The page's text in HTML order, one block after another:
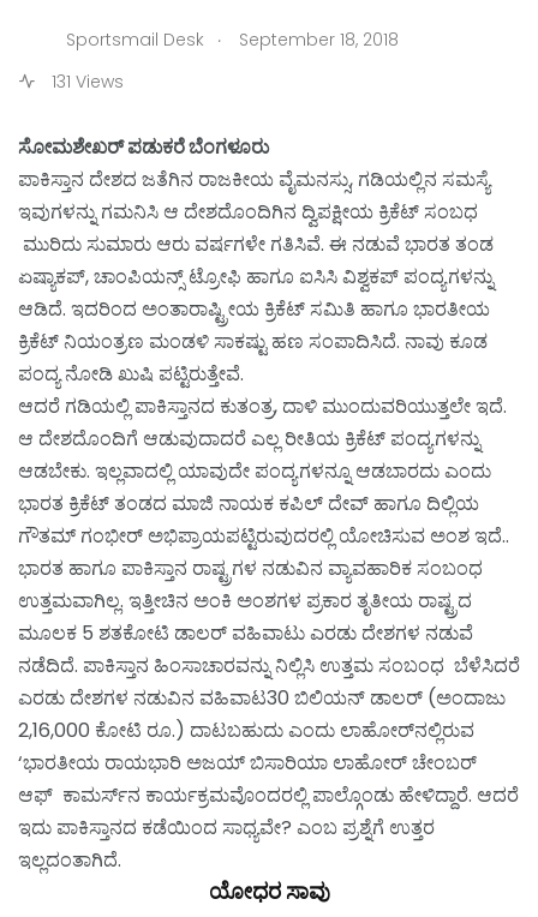
Sportsmail Desk .
September 18, 2018
131 Views
ಸೋಮಶೇಖರ್ ಪಡುಕರೆ ಬೆಂಗಳೂರು
ಪಾಕಿಸ್ತಾನ ದೇಶದ ಜತೆಗಿನ ರಾಜಕೀಯ ವೈಮನಸ್ಸು, ಗಡಿಯಲ್ಲಿನ ಸಮಸ್ಯೆ
ಇವುಗಳನ್ನು ಗಮನಿಸಿ ಆ ದೇಶದೊಂದಿಗಿನ ದ್ವಿಪಕ್ಷೀಯ ಕ್ರಿಕೆಟ್ ಸಂಬಧ
ಮುರಿದು ಸುಮಾರು ಆರು ವರ್ಷಗಳೇ ಗತಿಸಿವೆ. ಈ ನಡುವೆ ಭಾರತ ತಂಡ
ಏಷ್ಯಾಕಪ್, ಚಾಂಪಿಯನ್ಸ್ ಟ್ರೋಫಿ ಹಾಗೂ ಐಸಿಸಿ ವಿಶ್ವಕಪ್ ಪಂದ್ಯಗಳನ್ನು
ಆಡಿದೆ. ಇದರಿಂದ ಅಂತಾರಾಷ್ಟ್ರೀಯ ಕ್ರಿಕೆಟ್ ಸಮಿತಿ ಹಾಗೂ ಭಾರತೀಯ
ಕ್ರಿಕೆಟ್ ನಿಯಂತ್ರಣ ಮಂಡಳಿ ಸಾಕಷ್ಟು ಹಣ ಸಂಪಾದಿಸಿದೆ. ನಾವು ಕೂಡ
ಪಂದ್ಯ ನೋಡಿ ಖುಷಿ ಪಟ್ಟಿರುತ್ತೇವೆ.
ಆದರೆ ಗಡಿಯಲ್ಲಿ ಪಾಕಿಸ್ತಾನದ ಕುತಂತ್ರ, ದಾಳಿ ಮುಂದುವರಿಯುತ್ತಲೇ ಇದೆ.
ಆ ದೇಶದೊಂದಿಗೆ ಆಡುವುದಾದರೆ ಎಲ್ಲ ರೀತಿಯ ಕ್ರಿಕೆಟ್ ಪಂದ್ಯಗಳನ್ನು
ಆಡಬೇಕು. ಇಲ್ಲವಾದಲ್ಲಿ ಯಾವುದೇ ಪಂದ್ಯಗಳನ್ನೂ ಆಡಬಾರದು ಎಂದು
ಭಾರತ ಕ್ರಿಕೆಟ್ ತಂಡದ ಮಾಜಿ ನಾಯಕ ಕಪಿಲ್ ದೇವ್ ಹಾಗೂ ದಿಲ್ಲಿಯ
ಗೌತಮ್ ಗಂಭೀರ್ ಅಭಿಪ್ರಾಯಪಟ್ಟಿರುವುದರಲ್ಲಿ ಯೋಚಿಸುವ ಅಂಶ ಇದೆ..
ಭಾರತ ಹಾಗೂ ಪಾಕಿಸ್ತಾನ ರಾಷ್ಟ್ರಗಳ ನಡುವಿನ ವ್ಯಾವಹಾರಿಕ ಸಂಬಂಧ
ಉತ್ತಮವಾಗಿಲ್ಲ. ಇತ್ತೀಚಿನ ಅಂಕಿ ಅಂಶಗಳ ಪ್ರಕಾರ ತೃತೀಯ ರಾಷ್ಟ್ರದ
ಮೂಲಕ 5 ಶತಕೋಟಿ ಡಾಲರ್ ವಹಿವಾಟು ಎರಡು ದೇಶಗಳ ನಡುವೆ
ನಡೆದಿದೆ. ಪಾಕಿಸ್ತಾನ ಹಿಂಸಾಚಾರವನ್ನು ನಿಲ್ಲಿಸಿ ಉತ್ತಮ ಸಂಬಂಧ ಬೆಳೆಸಿದರೆ
ಎರಡು ದೇಶಗಳ ನಡುವಿನ ವಹಿವಾಟ30 ಬಿಲಿಯನ್ ಡಾಲರ್ (ಅಂದಾಜು
2,16,000 ಕೋಟಿ ರೂ.) ದಾಟಬಹುದು ಎಂದು ಲಾಹೋರ್‌ನಲ್ಲಿರುವ
‘ಭಾರತೀಯ ರಾಯಭಾರಿ ಅಜಯ್ ಬಿಸಾರಿಯಾ ಲಾಹೋರ್ ಚೇಂಬರ್
ಆಫ್ ಕಾಮರ್ಸ್‌ನ ಕಾರ್ಯಕ್ರಮವೊಂದರಲ್ಲಿ ಪಾಲ್ಗೊಂಡು ಹೇಳಿದ್ದಾರೆ. ಆದರೆ
ಇದು ಪಾಕಿಸ್ತಾನದ ಕಡೆಯಿಂದ ಸಾಧ್ಯವೇ? ಎಂಬ ಪ್ರಶ್ನೆಗೆ ಉತ್ತರ
ಇಲ್ಲದಂತಾಗಿದೆ.
ಯೋಧರ ಸಾವು